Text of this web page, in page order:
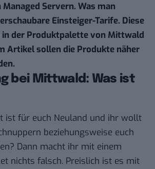
Servern. Was man
Einsteiger-Tarife. Diese
in der Produktpalette von Mittwald
Artikel sollen die Produkte näher
bei Mittwald: Was ist
ist für euch Neuland und ihr wollt
beziehungsweise euch
Dann macht ihr mit einem
nichts falsch. Preislich ist es mit